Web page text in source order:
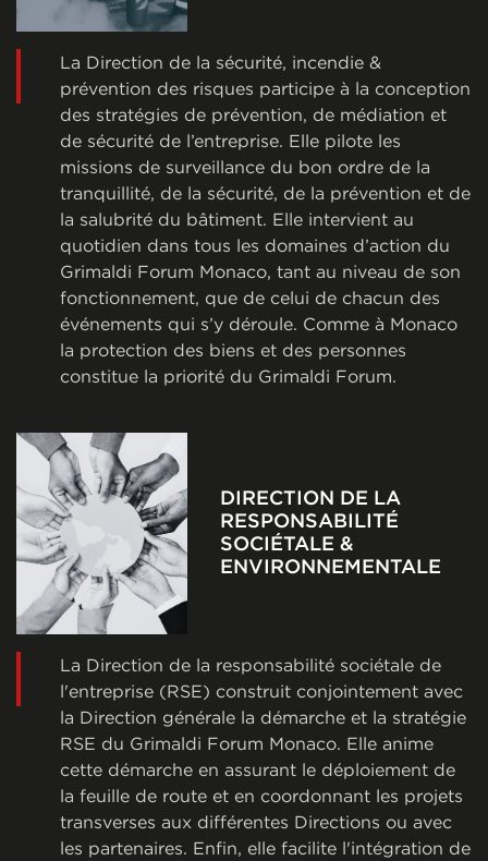
La Direction de la sécurité, incendie &
prévention des risques participe à la conception
des stratégies de prévention, de médiation et
de sécurité de l’entreprise. Elle pilote les
missions de surveillance du bon ordre de la
tranquillité, de la sécurité, de la prévention et de
la salubrité du bâtiment. Elle intervient au
quotidien dans tous les domaines d’action du
Grimaldi Forum Monaco, tant au niveau de son
fonctionnement, que de celui de chacun des
événements qui s’y déroule. Comme à Monaco
la protection des biens et des personnes
constitue la priorité du Grimaldi Forum.
DIRECTION DE LA
RESPONSABILITÉ
SOCIÉTALE &
ENVIRONNEMENTALE
La Direction de la responsabilité sociétale de
l'entreprise (RSE) construit conjointement avec
la Direction générale la démarche et la stratégie
RSE du Grimaldi Forum Monaco. Elle anime
cette démarche en assurant le déploiement de
la feuille de route et en coordonnant les projets
transverses aux différentes Directions ou avec
les partenaires. Enfin, elle facilite l'intégration de